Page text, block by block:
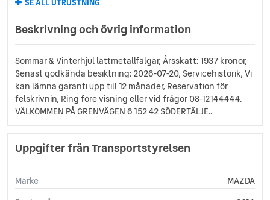
Farthållare
Fällbara baksäten
ISOFIX-fästen bak
Kylt handskfack
Ljussensor
Läslampa
Regnsensor
Servostyrning
Sidoairbags
Sidokrockgardiner
Sminkspegel
Beskrivning och övrig information
Sommar & Vinterhjul lättmetallfälgar, Årsskatt: 1937 kronor,
Senast godkända besiktning: 2026-07-20, Servicehistorik, Vi
kan lämna garanti upp till 12 månader, Reservation för
felskrivnin, Ring före visning eller vid frågor 08-12144444.
VÄLKOMMEN PÅ GRENVÄGEN 6 152 42 SÖDERTÄLJE..
Uppgifter från Transportstyrelsen
Märke
MAZDA